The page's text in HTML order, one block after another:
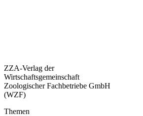
ZZA-Verlag der
Wirtschaftsgemeinschaft
Zoologischer Fachbetriebe GmbH
(WZF)
Themen